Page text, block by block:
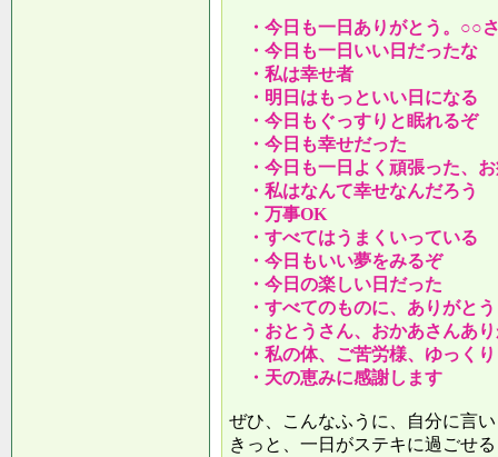
・今日も一日ありがとう。○○
・今日も一日いい日だったな
・私は幸せ者
・明日はもっといい日になる
・今日もぐっすりと眠れるぞ
・今日も幸せだった
・今日も一日よく頑張った、
・私はなんて幸せなんだろう
・万事OK
・すべてはうまくいっている
・今日もいい夢をみるぞ
・今日の楽しい日だった
・すべてのものに、ありがとう
・おとうさん、おかあさんあ
・私の体、ご苦労様、ゆっく
・天の恵みに感謝します
ぜひ、こんなふうに、自分に言
きっと、一日がステキに過ごせ